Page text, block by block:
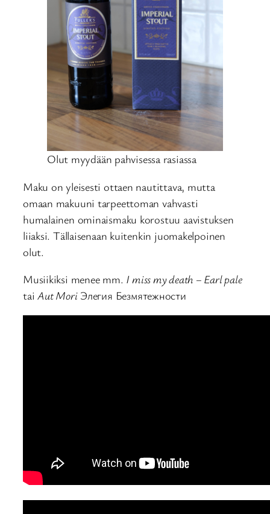
Olut myydään pahvisessa rasiassa
Maku on yleisesti ottaen nautittava, mutta
omaan makuuni tarpeettoman vahvasti
humalainen ominaismaku korostuu aavistuksen
liiaksi. Tällaisenaan kuitenkin juomakelpoinen
olut.
Musiikiksi menee mm. I miss my death – Earl pale
taiAut MoriЭлегия Безмятежности